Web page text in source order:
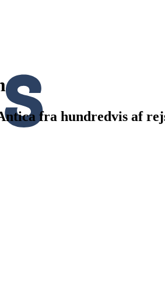
fra hundredvis af